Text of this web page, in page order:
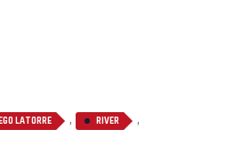
LATORRE , RIVER ,